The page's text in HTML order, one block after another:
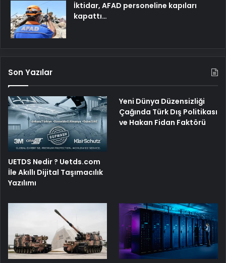
İktidar, AFAD personeline kapıları
kapattı…
Son Yazılar
UETDS Nedir ? Uetds.com
İle Akıllı Dijital Taşımacılık
Yazılımı
Yeni Dünya Düzensizliği
Çağında Türk Dış Politikası
ve Hakan Fidan Faktörü